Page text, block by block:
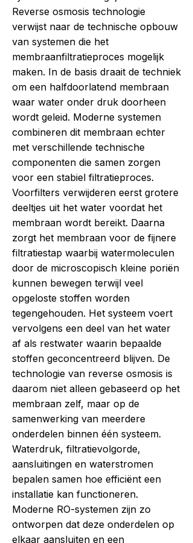
Reverse osmosis technologie
verwijst naar de technische opbouw
van systemen die het
membraanfiltratieproces mogelijk
maken. In de basis draait de techniek
om een halfdoorlatend membraan
waar water onder druk doorheen
wordt geleid. Moderne systemen
combineren dit membraan echter
met verschillende technische
componenten die samen zorgen
voor een stabiel filtratieproces.
Voorfilters verwijderen eerst grotere
deeltjes uit het water voordat het
membraan wordt bereikt. Daarna
zorgt het membraan voor de fijnere
filtratiestap waarbij watermoleculen
door de microscopisch kleine poriën
kunnen bewegen terwijl veel
opgeloste stoffen worden
tegengehouden. Het systeem voert
vervolgens een deel van het water
af als restwater waarin bepaalde
stoffen geconcentreerd blijven. De
technologie van reverse osmosis is
daarom niet alleen gebaseerd op het
membraan zelf, maar op de
samenwerking van meerdere
onderdelen binnen één systeem.
Waterdruk, filtratievolgorde,
aansluitingen en waterstromen
bepalen samen hoe efficiënt een
installatie kan functioneren.
Moderne RO-systemen zijn zo
ontworpen dat deze onderdelen op
elkaar aansluiten en een